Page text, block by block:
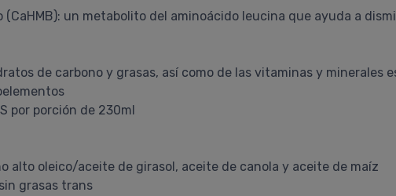
un metabolito del aminoácido leucina que ayuda a
de carbono y grasas, así como de las vitaminas y minerales
por porción de 230ml
alto oleico/aceite de girasol, aceite de canola y aceite de maíz
grasas trans